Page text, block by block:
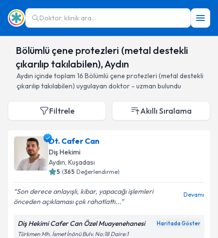
Doktor, klinik ara...
Bölümlü çene protezleri (metal destekli
çıkarılıp takılabilen), Aydın
Aydın içinde toplam 16 Bölümlü çene protezleri (metal destekli
çıkarılıp takılabilen) uygulayan doktor - uzman bulundu
Filtrele Akıllı Sıralama
Dt. Cafer Can
Diş Hekimi
Aydın, Kuşadası
5 (365 Değerlendirme)
Son derece anlayışlı, kibar, yapacağı işlemleri
önceden açıklaması çok rahatlattı...
Devamı
Diş Hekimi Cafer Can Özel Muayenehanesi Haritada Göster
Türkmen Mh. İsmet İnönü Bulv. No:18 Daire:1